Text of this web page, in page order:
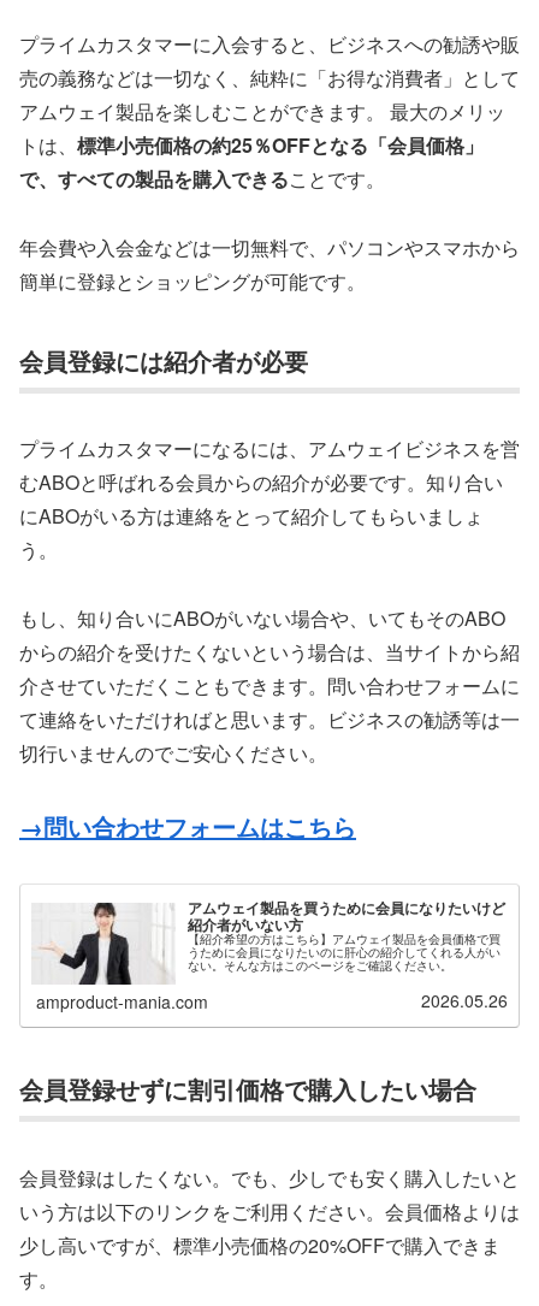
プライムカスタマーに入会すると、ビジネスへの勧誘や販
売の義務などは一切なく、純粋に「お得な消費者」として
アムウェイ製品を楽しむことができます。 最大のメリッ
トは、 標準小売価格の約25％OFFとなる「会員価格」
で、すべての製品を購入できることです。
年会費や入会金などは一切無料で、パソコンやスマホから
簡単に登録とショッピングが可能です。
会員登録には紹介者が必要
プライムカスタマーになるには、アムウェイビジネスを営
むABOと呼ばれる会員からの紹介が必要です。知り合い
にABOがいる方は連絡をとって紹介してもらいましょ
う。
もし、知り合いにABOがいない場合や、いてもそのABO
からの紹介を受けたくないという場合は、当サイトから紹
介させていただくこともできます。問い合わせフォームに
て連絡をいただければと思います。ビジネスの勧誘等は一
切行いませんのでご安心ください。
→問い合わせフォームはこちら
アムウェイ製品を買うために会員になりたいけど
紹介者がいない方
【紹介希望の方はこちら】アムウェイ製品を会員価格で買
うために会員になりたいのに肝心の紹介してくれる人がい
ない。そんな方はこのページをご確認ください。
amproduct-mania.com 2026.05.26
会員登録せずに割引価格で購入したい場合
会員登録はしたくない。でも、少しでも安く購入したいと
いう方は以下のリンクをご利用ください。会員価格よりは
少し高いですが、標準小売価格の20%OFFで購入できま
す。